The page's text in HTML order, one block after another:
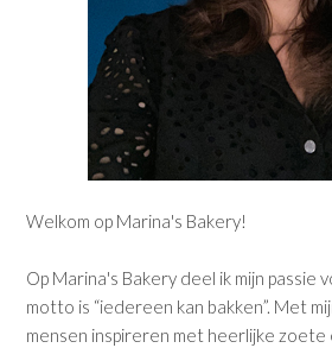
Welkom op Marina's Bakery!
Op Marina's Bakery deel ik mijn passie
motto is “iedereen kan bakken”. Met
mensen inspireren met heerlijke zoete